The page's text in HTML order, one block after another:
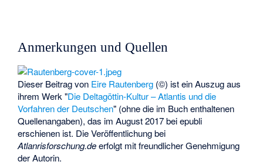
Anmerkungen und Quellen
Dieser Beitrag von Eire Rautenberg (©) ist ein Auszug aus
ihrem Werk "Die Deltagöttin-Kultur – Atlantis und die
Vorfahren der Deutschen" (ohne die im Buch enthaltenen
Quellenangaben), das im August 2017 bei epubli
erschienen ist. Die Veröffentlichung bei
Atlanrisforschung.deerfolgt mit freundlicher Genehmigung
der Autorin.